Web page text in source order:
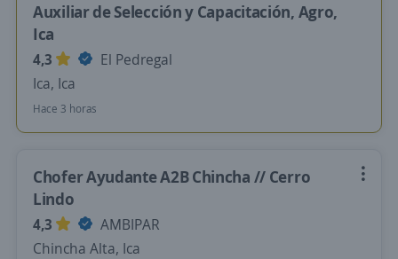
Auxiliar de Selección y Capacitación, Agro,
Ica
4,3
El Pedregal
Ica, Ica
Hace 3 horas
Chofer Ayudante A2B Chincha // Cerro
Lindo
4,3
AMBIPAR
Chincha Alta, Ica